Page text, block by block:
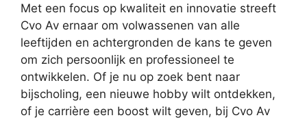
Met een focus op kwaliteit en innovatie streeft
Cvo Av ernaar om volwassenen van alle
leeftijden en achtergronden de kans te geven
om zich persoonlijk en professioneel te
ontwikkelen. Of je nu op zoek bent naar
bijscholing, een nieuwe hobby wilt ontdekken,
of je carrière een boost wilt geven, bij Cvo Av